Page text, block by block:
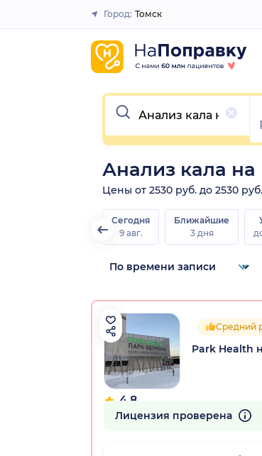
Закрыть
Город: Томск
Очистить
Анализ кала на
Цены от 2530 руб. до 2530
Сегодня
9 авг.
Ближайшие
3 дня
4.8
30 отзывов
Средний
Park Health
Лицензия проверена